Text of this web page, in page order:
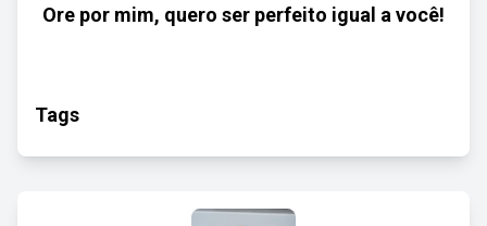
Ore por mim, quero ser perfeito igual a você!
Tags